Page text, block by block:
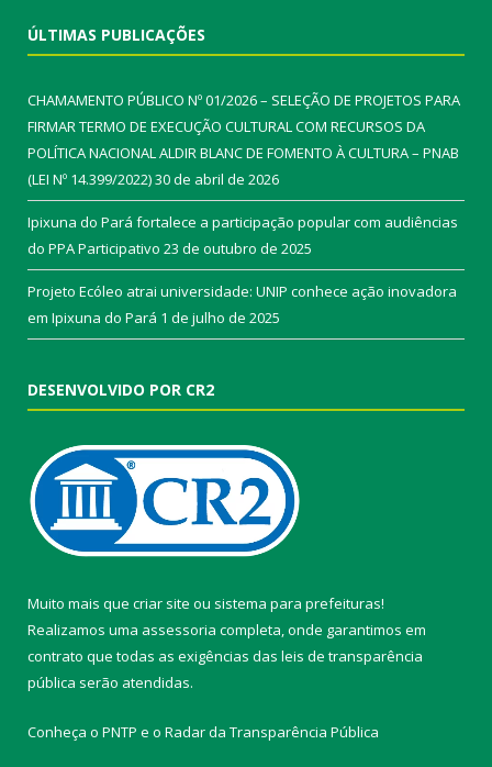
ÚLTIMAS PUBLICAÇÕES
CHAMAMENTO PÚBLICO Nº 01/2026 – SELEÇÃO DE PROJETOS PARA
FIRMAR TERMO DE EXECUÇÃO CULTURAL COM RECURSOS DA
POLÍTICA NACIONAL ALDIR BLANC DE FOMENTO À CULTURA – PNAB
(LEI Nº 14.399/2022)30 de abril de 2026
Ipixuna do Pará fortalece a participação popular com audiências
do PPA Participativo 23 de outubro de 2025
Projeto Ecóleo atrai universidade: UNIP conhece ação inovadora
em Ipixuna do Pará 1 de julho de 2025
DESENVOLVIDO POR CR2
Muito mais que criar site ou sistema para prefeituras!
Realizamos uma assessoria completa, onde garantimos em
contrato que todas as exigências das leis de transparência
pública serão atendidas.
Conheça o PNTP e o Radar da Transparência Pública